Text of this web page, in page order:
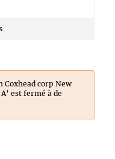
Coxhead corp New
est fermé à de